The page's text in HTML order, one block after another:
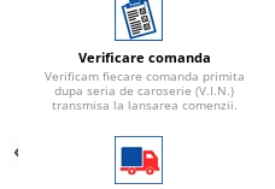
Verificare comanda
Verificam fiecare comanda primita
dupa seria de caroserie (V.I.N.)
transmisa la lansarea comenzii.